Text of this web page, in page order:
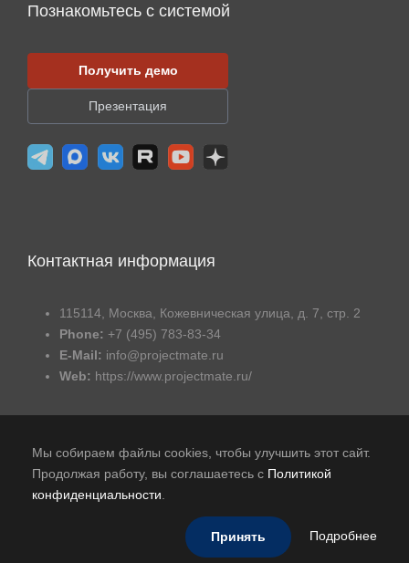
Познакомьтесь с системой
Получить демо
Презентация
Контактная информация
115114, Москва, Кожевническая улица, д. 7, стр. 2
Phone: +7 (495) 783-83-34
E-Mail: info@projectmate.ru
Web: https://www.projectmate.ru/
Публичная оферта
В реестре российского ПО
© 2015-2026 - Авиком Бизнес Технологии
Мы собираем файлы cookies, чтобы улучшить этот сайт.
Продолжая работу, вы соглашаетесь с Политикой
конфиденциальности
Принять Подробнее